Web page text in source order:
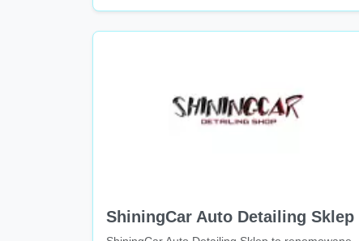
ShiningCar Auto Detailing Sklep